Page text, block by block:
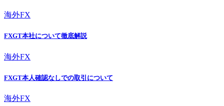
海外FX
FXGT本社について徹底解説
海外FX
FXGT本人確認なしでの取引について
海外FX